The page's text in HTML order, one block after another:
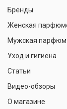
Бренды
Женская
Мужская
Уход и гигиена
Статьи
Видео-обзоры
О магазине